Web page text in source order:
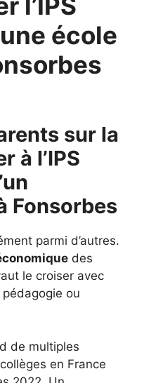
école
sur la
à l’IPS
Fonsorbes
parmi d’autres.
des
le croiser avec
pédagogie ou
de multiples
en France